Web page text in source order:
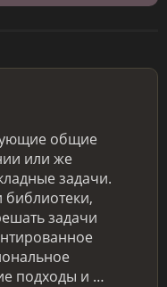
общие
или же
задачи.
задачи
подходы и …